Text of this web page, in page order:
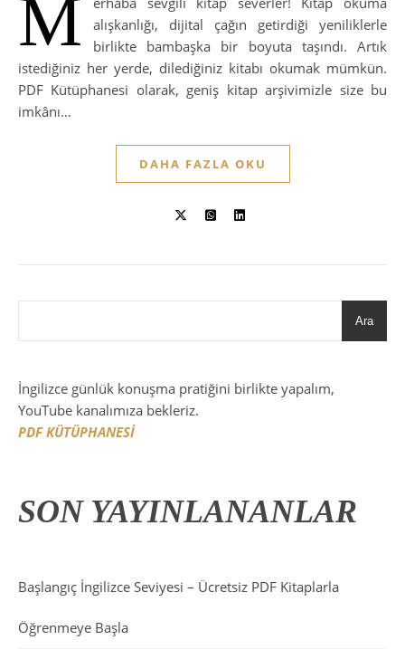
M
alışkanlığı, dijital çağın getirdiği yeniliklerle
birlikte bambaşka bir boyuta taşındı. Artık
istediğiniz her yerde, dilediğiniz kitabı okumak mümkün.
PDF Kütüphanesi olarak, geniş kitap arşivimizle size bu
imkânı…
DAHA FAZLA OKU
Ara
İngilizce günlük konuşma pratiğini birlikte yapalım,
YouTube kanalımıza bekleriz.
PDF KÜTÜPHANESİ
SON YAYINLANANLAR
Başlangıç İngilizce Seviyesi – Ücretsiz PDF Kitaplarla
Öğrenmeye Başla